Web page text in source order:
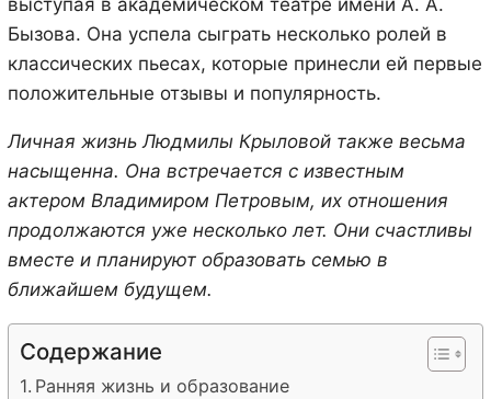
выступая в академическом театре имени А. А.
Бызова. Она успела сыграть несколько ролей в
классических пьесах, которые принесли ей первые
положительные отзывы и популярность.
Личная жизнь Людмилы Крыловой также весьма
насыщенна. Она встречается с известным
актером Владимиром Петровым, их отношения
продолжаются уже несколько лет. Они счастливы
вместе и планируют образовать семью в
ближайшем будущем.
Содержание
Ранняя жизнь и образование